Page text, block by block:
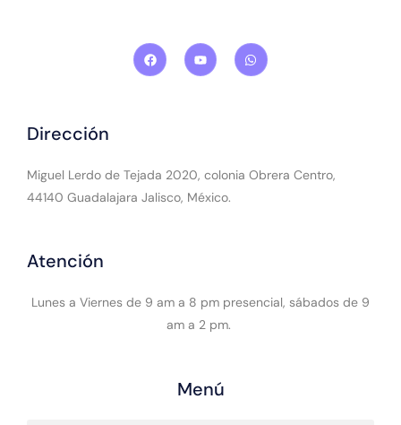
Dirección
Miguel Lerdo de Tejada 2020, colonia Obrera Centro,
44140 Guadalajara Jalisco, México.
Atención
Lunes a Viernes de 9 am a 8 pm presencial, sábados de 9
am a 2 pm.
Menú